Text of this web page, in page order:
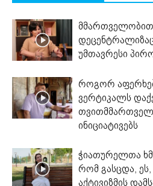
უმთავრესი
როგორ
ვერტიკალს
ინიციატივებს
ჭიათურელთა
რომ გასცდა,
აქტივიზმის